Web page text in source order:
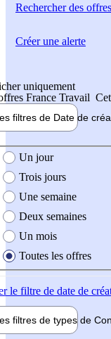
Rechercherdes offres
uniquement
France Travail
filtres de Date de
création de l'offre
Un jour
Trois jours
Une semaine
Deux semaines
Un mois
Toutes les offres
le filtre de date de
filtres de types de
Créer une alerte